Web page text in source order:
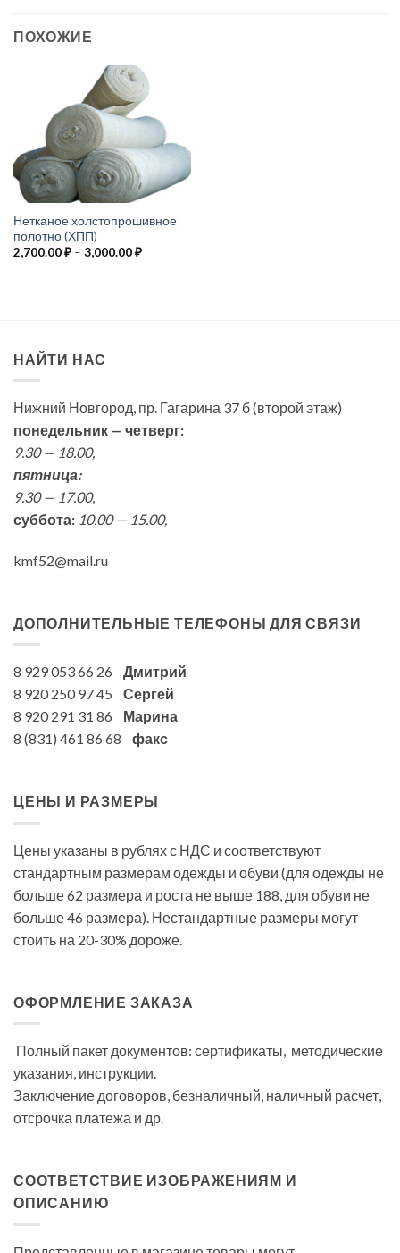
ПОХОЖИЕ
Нетканое холстопрошивное
полотно (ХПП)
2,700.00₽ – 3,000.00₽Диапазон
НАЙТИ НАС
Нижний Новгород, пр. Гагарина 37 б (второй этаж)
понедельник — четверг:
9.30 — 18.00,
пятница:
9.30 — 17.00,
суббота: 10.00 — 15.00,
kmf52@mail.ru
ДОПОЛНИТЕЛЬНЫЕ ТЕЛЕФОНЫ ДЛЯ СВЯЗИ
8 929 053 66 26 Дмитрий
8 920 250 97 45 Сергей
8 920 291 31 86 Марина
8 (831) 461 86 68 факс
ЦЕНЫ И РАЗМЕРЫ
Цены указаны в рублях с НДС и соответствуют
стандартным размерам одежды и обуви (для одежды не
больше 62 размера и роста не выше 188, для обуви не
больше 46 размера). Нестандартные размеры могут
стоить на 20-30% дороже.
ОФОРМЛЕНИЕ ЗАКАЗА
Полный пакет документов: сертификаты, методические
указания, инструкции.
Заключение договоров, безналичный, наличный расчет,
отсрочка платежа и др.
СООТВЕТСТВИЕ ИЗОБРАЖЕНИЯМ И
ОПИСАНИЮ